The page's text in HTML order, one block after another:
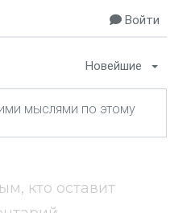
Войти
Новейшие
кто оставит